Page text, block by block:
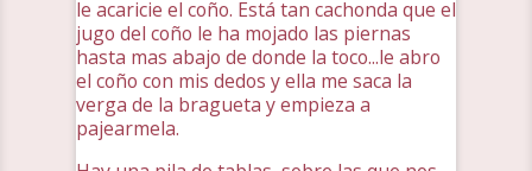
le acaricie el coño. Está tan cachonda que el
jugo del coño le ha mojado las piernas
hasta mas abajo de donde la toco...le abro
el coño con mis dedos y ella me saca la
verga de la bragueta y empieza a
pajearmela.